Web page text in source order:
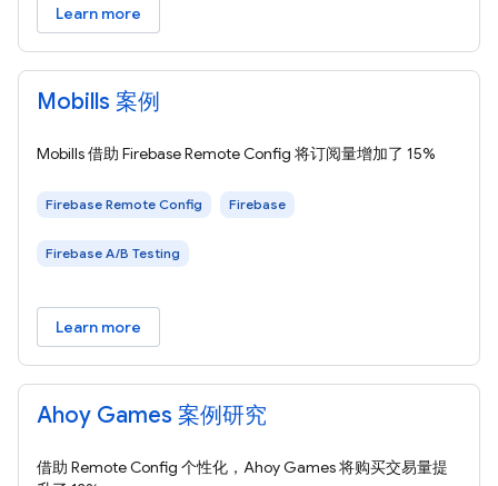
Learn more
Mobills 案例
Mobills 借助 Firebase Remote Config 将订阅量增加了 15%
Firebase Remote Config Firebase
Firebase A/B Testing
Learn more
Ahoy Games 案例研究
借助 Remote Config 个性化，Ahoy Games 将购买交易量提